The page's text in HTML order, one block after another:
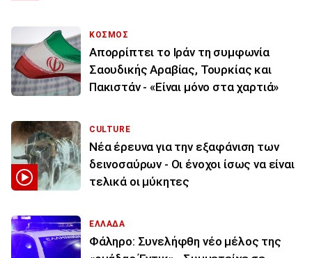
ΚΟΣΜΟΣ
Απορρίπτει το Ιράν τη συμφωνία
Σαουδικής Αραβίας, Τουρκίας και
Πακιστάν - «Είναι μόνο στα χαρτιά»
CULTURE
Νέα έρευνα για την εξαφάνιση των
δεινοσαύρων - Οι ένοχοι ίσως να είναι
τελικά οι μύκητες
ΕΛΛΑΔΑ
Φάληρο: Συνελήφθη νέο μέλος της